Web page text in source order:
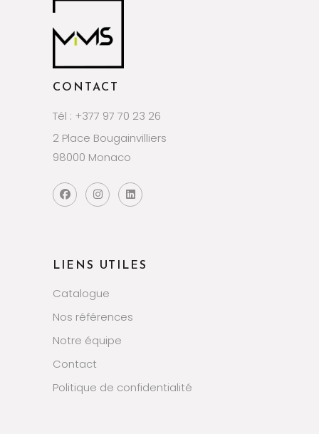
CONTACT
Tél : +377 97 70 23 26
2 Place Bougainvilliers
98000 Monaco
LIENS UTILES
Catalogue
Nos références
Notre équipe
Contact
Politique de confidentialité